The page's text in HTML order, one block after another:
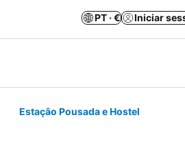
PT · € Iniciar
Estação Pousada e Hostel